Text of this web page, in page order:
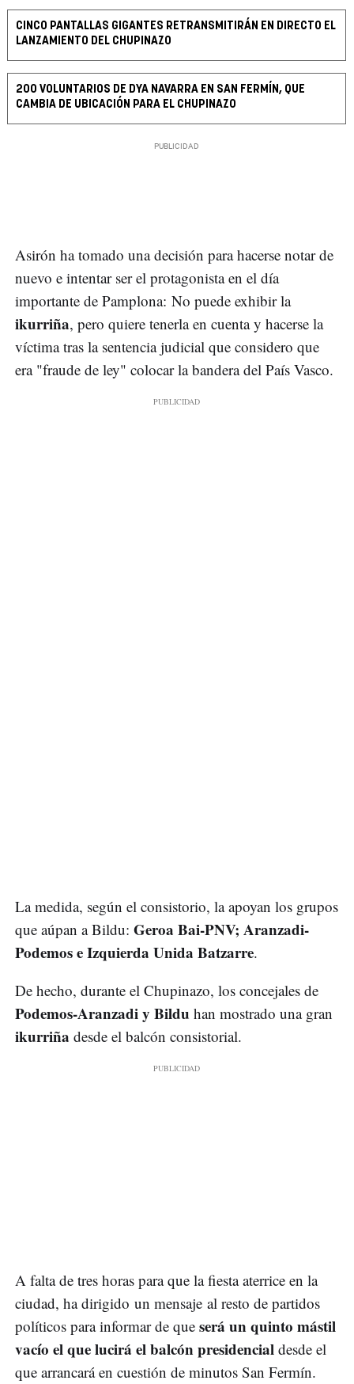
CINCO PANTALLAS GIGANTES RETRANSMITIRÁN EN DIRECTO EL
LANZAMIENTO DEL CHUPINAZO
200 VOLUNTARIOS DE DYA NAVARRA EN SAN FERMÍN, QUE
CAMBIA DE UBICACIÓN PARA EL CHUPINAZO
Asirón ha tomado una decisión para hacerse notar de
nuevo e intentar ser el protagonista en el día
importante de Pamplona: No puede exhibir la
ikurriña, pero quiere tenerla en cuenta y hacerse la
víctima tras la sentencia judicial que considero que
era "fraude de ley" colocar la bandera del País Vasco.
La medida, según el consistorio, la apoyan los grupos
que aúpan a Bildu: Geroa Bai-PNV; Aranzadi-
Podemos e Izquierda Unida Batzarre.
De hecho, durante el Chupinazo, los concejales de
Podemos-Aranzadi y Bildu han mostrado una gran
ikurriña desde el balcón consistorial.
A falta de tres horas para que la fiesta aterrice en la
ciudad, ha dirigido un mensaje al resto de partidos
políticos para informar de que será un quinto mástil
vacío el que lucirá el balcón presidencial desde el
que arrancará en cuestión de minutos San Fermín.